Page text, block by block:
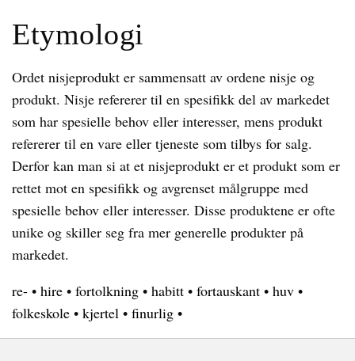
Etymologi
Ordet nisjeprodukt er sammensatt av ordene nisje og
produkt. Nisje refererer til en spesifikk del av markedet
som har spesielle behov eller interesser, mens produkt
refererer til en vare eller tjeneste som tilbys for salg.
Derfor kan man si at et nisjeprodukt er et produkt som er
rettet mot en spesifikk og avgrenset målgruppe med
spesielle behov eller interesser. Disse produktene er ofte
unike og skiller seg fra mer generelle produkter på
markedet.
re- • hire • fortolkning • habitt • fortauskant • huv •
folkeskole • kjertel • finurlig •